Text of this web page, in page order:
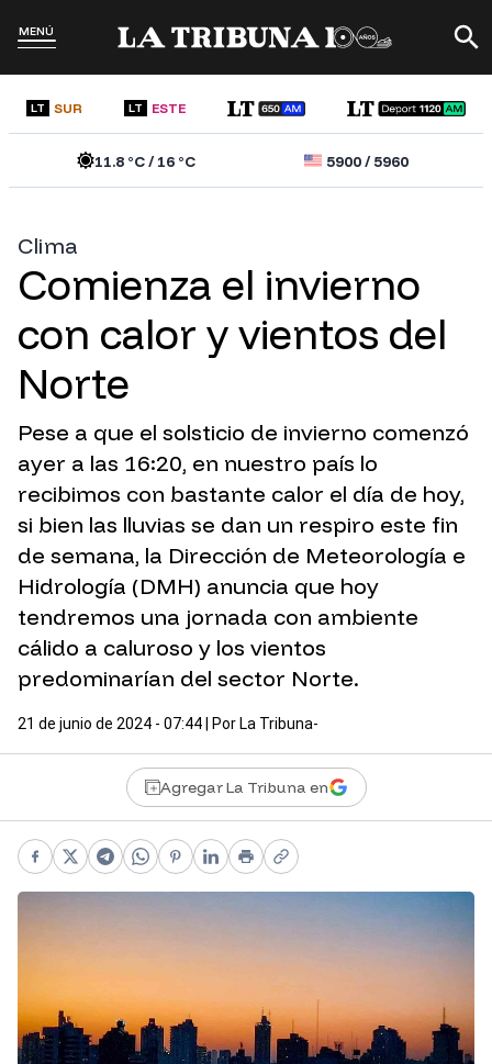
MENÚ
LT SUR LT ESTE
11.8 °C /16 °C 5900/5960
Clima
Comienza el invierno
con calor y vientos del
Norte
Pese a que el solsticio de invierno comenzó
ayer a las 16:20, en nuestro país lo
recibimos con bastante calor el día de hoy,
si bien las lluvias se dan un respiro este fin
de semana, la Dirección de Meteorología e
Hidrología (DMH) anuncia que hoy
tendremos una jornada con ambiente
cálido a caluroso y los vientos
predominarían del sector Norte.
21 de junio de 2024 - 07:44 | Por La Tribuna-
Agregar La Tribuna en
Facebook
X Telegram
WhatsApp
Pinterest
LinkedIn
PrintCopy link